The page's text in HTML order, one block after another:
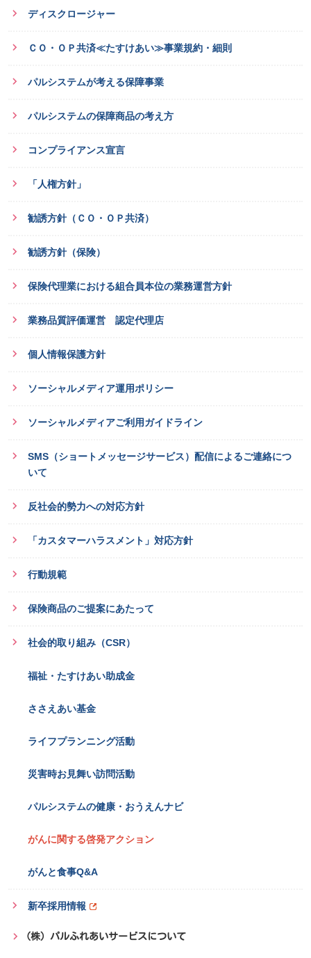
ディスクロージャー
ＣＯ・ＯＰ共済≪たすけあい≫事業規約・細則
パルシステムが考える保障事業
パルシステムの保障商品の考え方
コンプライアンス宣言
「人権方針」
勧誘方針（ＣＯ・ＯＰ共済）
勧誘方針（保険）
保険代理業における組合員本位の業務運営方針
業務品質評価運営 認定代理店
個人情報保護方針
ソーシャルメディア運用ポリシー
ソーシャルメディアご利用ガイドライン
SMS（ショートメッセージサービス）配信によるご連絡につ
いて
反社会的勢力への対応方針
「カスタマーハラスメント」対応方針
行動規範
保険商品のご提案にあたって
社会的取り組み（CSR）
福祉・たすけあい助成金
ささえあい基金
ライフプランニング活動
災害時お見舞い訪問活動
パルシステムの健康・おうえんナビ
がんに関する啓発アクション
がんと食事Q&A
新卒採用情報
（株）パルふれあいサービスについて